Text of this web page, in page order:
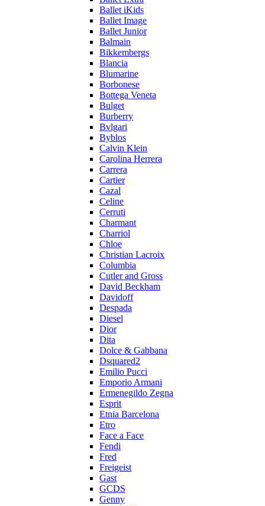
Ballet iKids
Ballet Image
Ballet Junior
Balmain
Bikkembergs
Blancia
Blumarine
Borbonese
Bottega Veneta
Bulget
Burberry
Bvlgari
Byblos
Calvin Klein
Carolina Herrera
Carrera
Cartier
Cazal
Celine
Cerruti
Charmant
Charriol
Chloe
Christian Lacroix
Columbia
Cutler and Gross
David Beckham
Davidoff
Despada
Diesel
Dior
Dita
Dolce & Gabbana
Dsquared2
Emilio Pucci
Emporio Armani
Ermenegildo Zegna
Esprit
Etnia Barcelona
Etro
Face a Face
Fendi
Fred
Freigeist
Gast
GCDS
Genny